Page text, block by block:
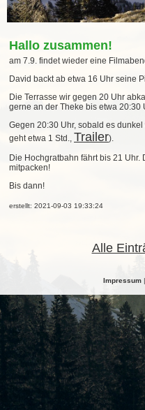
Hallo zusammen!
am 7.9. findet wieder eine
David backt ab etwa 16 Uhr seine
Die Terrasse wir gegen 20 Uhr
gerne an der Theke bis etwa 20:30
Gegen 20:30 Uhr, sobald es
geht etwa 1 Std., Trailer).
Die Hochgratbahn fährt bis 21
mitpacken!
Bis dann!
erstellt: 2021-09-03 19:33:24
Alle
Impressum |